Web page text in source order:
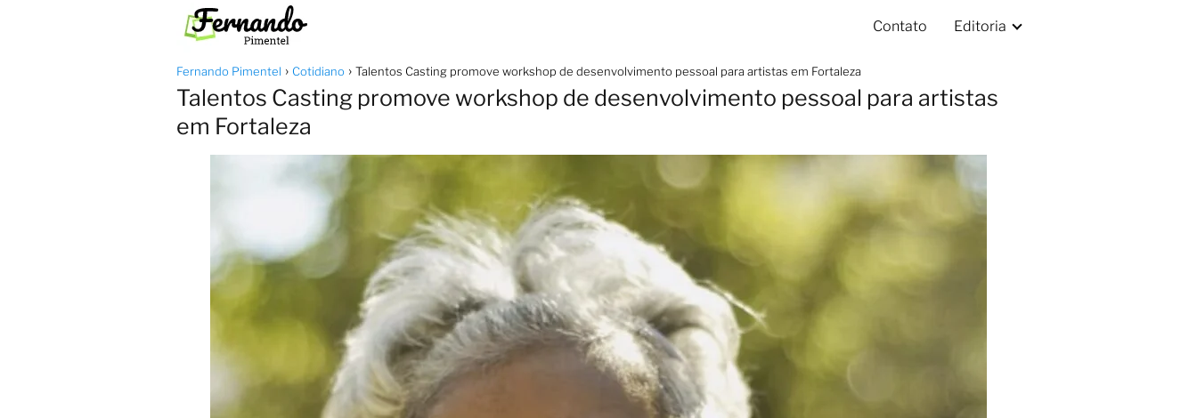
Contato Editoria
Fernando Pimentel Cotidiano Talentos Casting promove workshop de desenvolvimento pessoal para artistas em Fortaleza
Talentos Casting promove workshop de desenvolvimento pessoal para artistas
em Fortaleza